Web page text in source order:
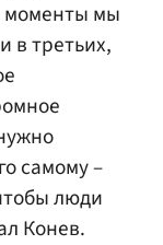
моменты мы
в третьих,
самому –
люди
Конев.